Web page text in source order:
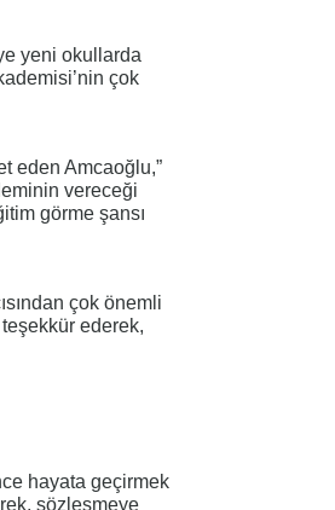
yeni okullarda
çok
eden Amcaoğlu,”
vereceği
görme şansı
çok önemli
ederek,
hayata geçirmek
sözleşmeye